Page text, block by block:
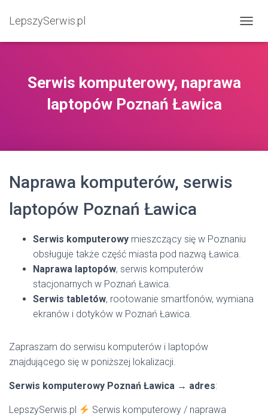
LepszySerwis.pl
Serwis komputerowy, naprawa
laptopów Poznań Ławica
Naprawa komputerów, serwis
laptopów Poznań Ławica
Serwis komputerowy mieszczący się w Poznaniu
obsługuje także część miasta pod nazwą Ławica.
Naprawa laptopów, serwis komputerów
stacjonarnych w Poznań Ławica.
Serwis tabletów, rootowanie smartfonów, wymiana
ekranów i dotyków w Poznań Ławica.
Zapraszam do serwisu komputerów i laptopów
znajdującego się w poniższej lokalizacji.
Serwis komputerowy Poznań Ławica → adres:
LepszySerwis.pl
Serwis komputerowy / naprawa